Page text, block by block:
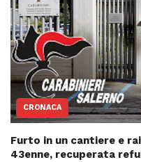
CRONACA
Furto in un cantiere e
43enne, recuperata